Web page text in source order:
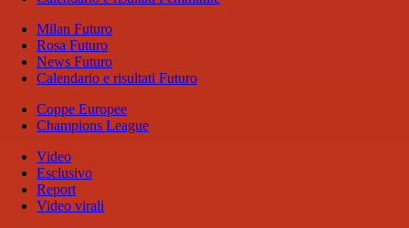
Milan Futuro
Rosa Futuro
News Futuro
Calendario e risultati Futuro
Coppe Europee
Champions League
Video
Esclusivo
Report
Video virali